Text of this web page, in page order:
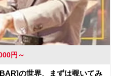
円～
の世界、まずは覗いてみ